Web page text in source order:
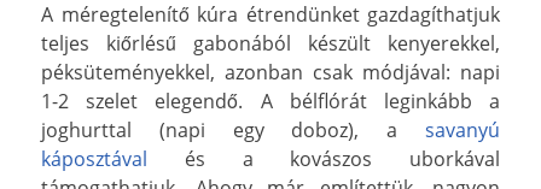
A méregtelenítő kúra étrendünket gazdagíthatjuk
teljes kiőrlésű gabonából készült kenyerekkel,
péksüteményekkel, azonban csak módjával: napi
1-2 szelet elegendő. A bélflórát leginkább a
joghurttal (napi egy doboz), a savanyú
káposztával és a kovászos uborkával